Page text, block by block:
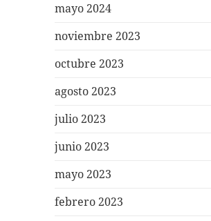
mayo 2024
noviembre 2023
octubre 2023
agosto 2023
julio 2023
junio 2023
mayo 2023
febrero 2023